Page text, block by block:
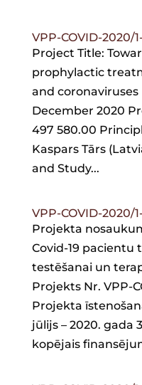
VPP-COVID-2020/
Project Title:
prophylactic
and coronaviruses
December 2020
497 580.00
Kaspars Tārs
and Study...
VPP-COVID-2020/
Projekta
Covid-19 pacientu
testēšanai un
Projekts Nr. VPP-
Projekta
jūlijs – 2020. gada
kopējais